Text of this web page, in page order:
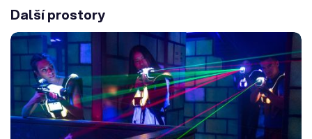
Další prostory